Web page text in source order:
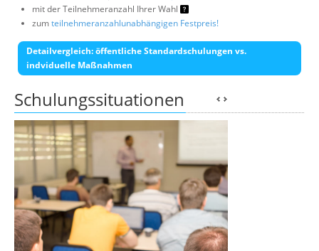
mit der Teilnehmeranzahl Ihrer Wahl
zumteilnehmeranzahlunabhängigen Festpreis!
Detailvergleich: öffentliche Standardschulungen vs.
indviduelle Maßnahmen
Schulungssituationen